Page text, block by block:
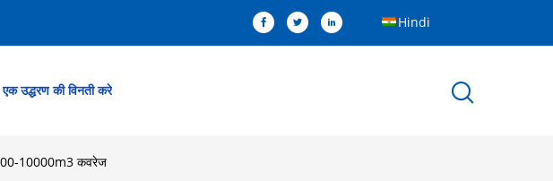
Hindi
एक उद्धरण की विनती करे
10000m3 कवरेज